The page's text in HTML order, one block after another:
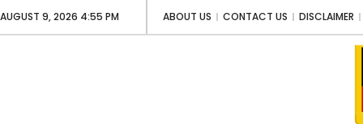
AUGUST 9, 2026 4:55 PM ABOUT US CONTACT US DISCLAIMER